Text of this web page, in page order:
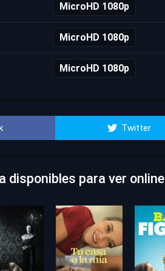
MicroHD 1080p
MicroHD 1080p
MicroHD 1080p
Twitter
disponibles para ver online